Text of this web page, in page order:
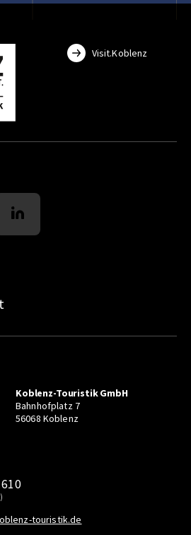
Visit.Koblenz
Koblenz-Touristik GmbH
Bahnhofplatz 7
56068 Koblenz
touristik.de